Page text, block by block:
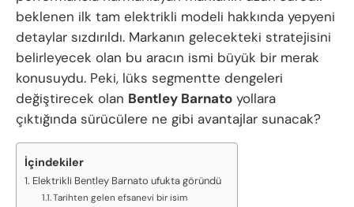
beklenen ilk tam elektrikli modeli hakkında yepyeni
detaylar sızdırıldı. Markanın gelecekteki stratejisini
belirleyecek olan bu aracın ismi büyük bir merak
konusuydu. Peki, lüks segmentte dengeleri
değiştirecek olan Bentley Barnato yollara
çıktığında sürücülere ne gibi avantajlar sunacak?
İçindekiler
Elektrikli Bentley Barnato ufukta göründü
Tarihten gelen efsanevi bir isim